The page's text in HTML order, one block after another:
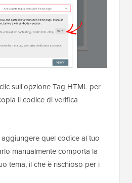
sull'opzione Tag HTML per
il codice di verifica
quel codice al tuo
manualmente comporta la
tema, il che è rischioso per i